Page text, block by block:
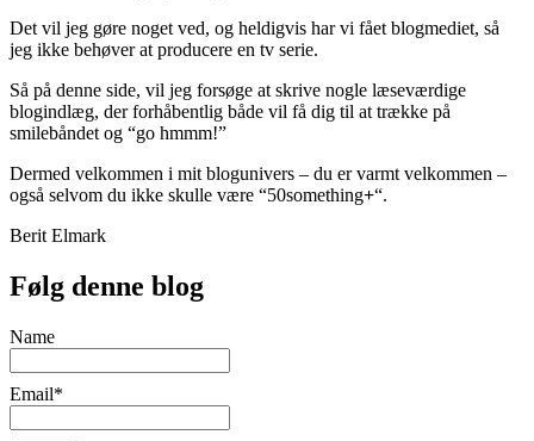
Det vil jeg gøre noget ved, og heldigvis har vi fået blogmediet, så
jeg ikke behøver at producere en tv serie.
Så på denne side, vil jeg forsøge at skrive nogle læseværdige
blogindlæg, der forhåbentlig både vil få dig til at trække på
smilebåndet og “go hmmm!”
Dermed velkommen i mit blogunivers – du er varmt velkommen –
også selvom du ikke skulle være “50something+“.
Berit Elmark
Følg denne blog
Name
Email*